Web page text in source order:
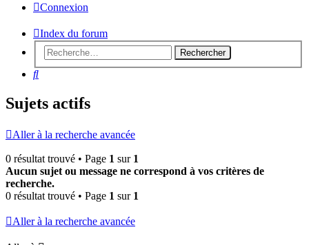
Connexion
Index du forum
Rechercher
Rechercher
Sujets actifs
Aller à la recherche avancée
0 résultat trouvé • Page 1 sur 1
Aucun sujet ou message ne correspond à vos critères de
recherche.
0 résultat trouvé • Page 1 sur 1
Aller à la recherche avancée